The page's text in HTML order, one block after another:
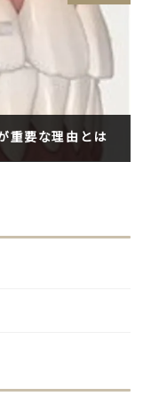
重要な理由とは